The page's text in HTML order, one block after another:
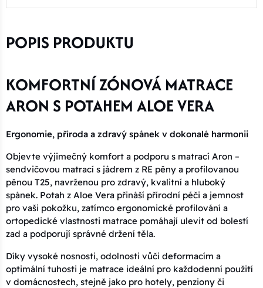
POPIS PRODUKTU
KOMFORTNÍ ZÓNOVÁ MATRACE
ARON S POTAHEM ALOE VERA
Ergonomie, příroda a zdravý spánek v dokonalé harmonii
Objevte výjimečný komfort a podporu s matrací Aron –
sendvičovou matrací s jádrem z RE pěny a profilovanou
pěnou T25, navrženou pro zdravý, kvalitní a hluboký
spánek. Potah z Aloe Vera přináší přírodní péči a jemnost
pro vaši pokožku, zatímco ergonomické profilování a
ortopedické vlastnosti matrace pomáhají ulevit od bolestí
zad a podporují správné držení těla.
Díky vysoké nosnosti, odolnosti vůči deformacím a
optimální tuhosti je matrace ideální pro každodenní použití
v domácnostech, stejně jako pro hotely, penziony či